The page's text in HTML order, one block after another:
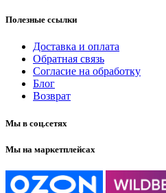
Полезные ссылки
Доставка и оплата
Обратная связь
Согласие на обработку
Блог
Возврат
Мы в соц.сетях
Мы на маркетплейсах